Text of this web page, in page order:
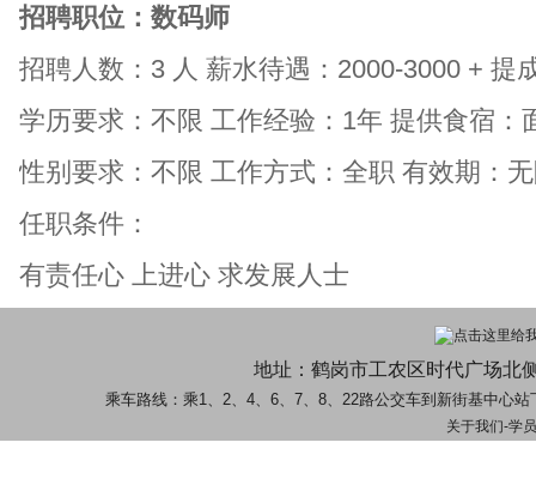
招聘职位：数码师
招聘人数：3 人 薪水待遇：2000-3000 + 提
学历要求：不限 工作经验：1年 提供食宿：
性别要求：不限 工作方式：全职 有效期：
任职条件：
有责任心 上进心 求发展人士
地址：鹤岗市工农区时代广场北
乘车路线：乘1、2、4、6、7、8、22路公交车到新街基中心
关于我们-学